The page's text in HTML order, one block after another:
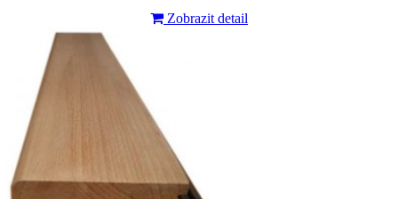
Zobrazit detail